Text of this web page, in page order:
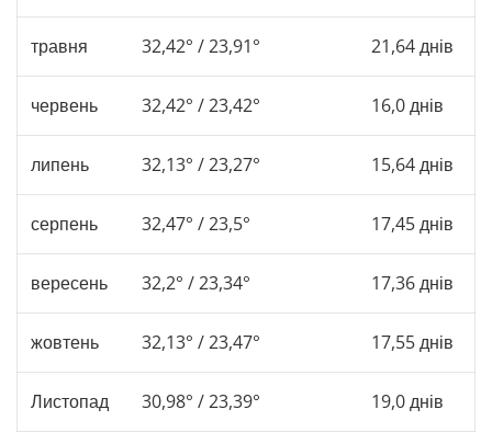
травня 32,42° / 23,91° 21,64 днів
червень 32,42° / 23,42° 16,0 днів
липень 32,13° / 23,27° 15,64 днів
серпень 32,47° / 23,5° 17,45 днів
вересень 32,2° / 23,34° 17,36 днів
жовтень 32,13° / 23,47° 17,55 днів
Листопад 30,98° / 23,39° 19,0 днів